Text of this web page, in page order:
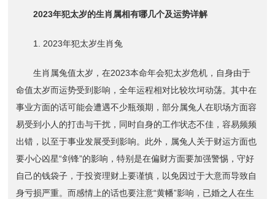
2023年犯太岁的生肖属相有哪几个及运势详解
1. 2023年犯太岁生肖兔
生肖属兔值太岁，在2023本命年会犯太岁危机，自身由于
命值太岁而运势受到影响，全年运程相对比较坎坷动荡。其中在
事业方面的话可能会遭遇不少瓶颈期，部分属兔人在职场方面容
易受到小人的打击与干扰，同时自身的工作状态不佳，容易频频
出错，以至于事业发展受到影响。此外，属兔人关于财运方面也
要小心凶星“剑锋”的影响，特别是在偏财方面要加强警惕，守好
自己的钱袋子，于投资理财上要谨慎，以免因过于大意而导致自
身亏损严重。而感情上的话也要注意“黄幡”影响，已婚之人在生